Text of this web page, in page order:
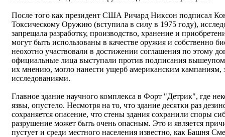
После того как президент США Ричард Никсон подписал
Токсическому Оружию (вступила в силу в 1975 году),
запрещала разработку, производство, хранение и
могут быть использованы в качестве оружия и собственно
неохотно участвовали в достижении соглашения по этому
официальные лица выступали против подписания
их мнению, могло нанести ущерб американским
исследованиями.
Главное здание научного комплекса в Форт "Детрик", где
язвы, опустело. Несмотря на то, что здание десятки раз
сохраняется опасение, что стены здания сохранили споры
разрушение может быть очень опасным. Это и является
пустует и среди местного населения известно, как Башня